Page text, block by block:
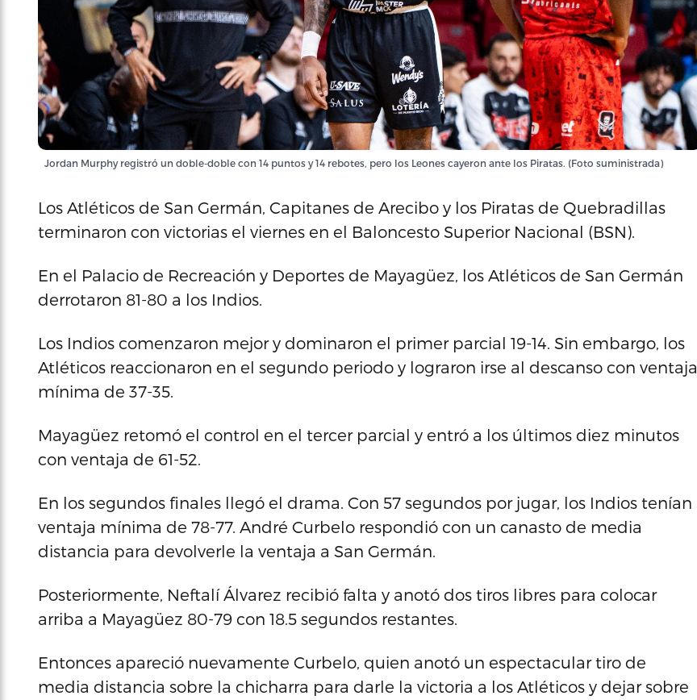
Jordan Murphy registró un doble-doble con 14 puntos y 14 rebotes, pero los Leones cayeron ante los Piratas. (Foto suministrada)
Los Atléticos de San Germán, Capitanes de Arecibo y los Piratas de Quebradillas
terminaron con victorias el viernes en el Baloncesto Superior Nacional (BSN).
En el Palacio de Recreación y Deportes de Mayagüez, los Atléticos de San Germán
derrotaron 81-80 a los Indios.
Los Indios comenzaron mejor y dominaron el primer parcial 19-14. Sin embargo, los
Atléticos reaccionaron en el segundo periodo y lograron irse al descanso con ventaja
mínima de 37-35.
Mayagüez retomó el control en el tercer parcial y entró a los últimos diez minutos
con ventaja de 61-52.
En los segundos finales llegó el drama. Con 57 segundos por jugar, los Indios tenían
ventaja mínima de 78-77. André Curbelo respondió con un canasto de media
distancia para devolverle la ventaja a San Germán.
Posteriormente, Neftalí Álvarez recibió falta y anotó dos tiros libres para colocar
arriba a Mayagüez 80-79 con 18.5 segundos restantes.
Entonces apareció nuevamente Curbelo, quien anotó un espectacular tiro de
media distancia sobre la chicharra para darle la victoria a los Atléticos y dejar sobre